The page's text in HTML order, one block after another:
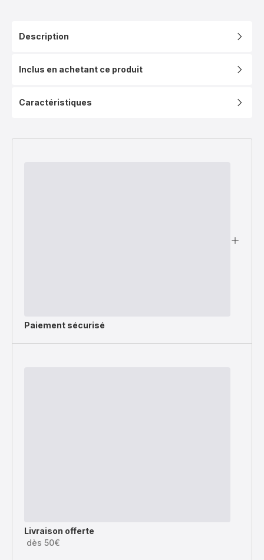
Description
Inclus en achetant ce produit
Caractéristiques
Paiement sécurisé
Livraison offerte
dès 50€